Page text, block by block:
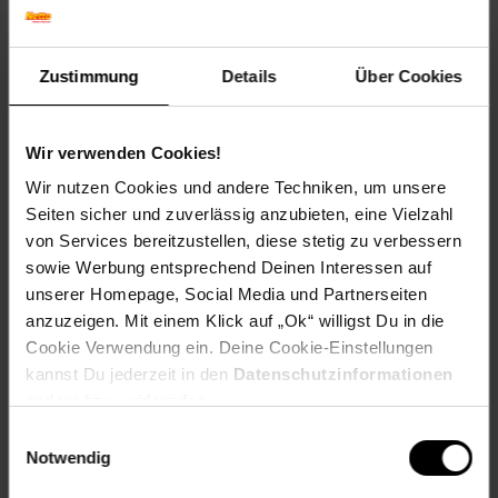
Zustimmung Details Über Cookies
Wir verwenden Cookies!
Wir nutzen Cookies und andere Techniken, um unsere
Seiten sicher und zuverlässig anzubieten, eine Vielzahl
von Services bereitzustellen, diese stetig zu verbessern
sowie Werbung entsprechend Deinen Interessen auf
unserer Homepage, Social Media und Partnerseiten
anzuzeigen. Mit einem Klick auf „Ok“ willigst Du in die
Cookie Verwendung ein. Deine Cookie-Einstellungen
kannst Du jederzeit in den Datenschutzinformationen
Notwendig
Winterfarbe: Verblasst, bleibt halbschattig
Geschmack: X
Frucht: Keine Frucht
Blattform: Lineal
Standortempfehlung: Sonnig, durchlässig
Pflegeaufwand: Gering
Lichtbedarf: Sonnig-Halbschattig
Wasserbedarf: Mittel
Rückschnitt: Rückschnitt im Frühjahr
Schnittverträglichkeit: Gut
Bodenansprüche: humos und gut durchlässig
Nährstoffgehalt: Mittel
Frosthärte: bis -20 °C
Verwendung: Im Heidegarten,Als Schnittpflanze,Am
Eigenschaften